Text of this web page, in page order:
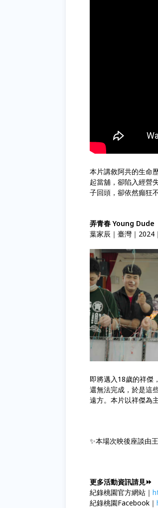
本片講敘阿共的生命
起當舖，卻陷入經營
子回頭，卻依然癲狂
弄青春 Young Dude
葉家辰｜臺灣｜2024
即將邁入18歲的祥傑
還無法完成，於是這
遠方。本片以祥傑為
✨本場次映後座談由
更多活動資訊請見⏩
紀錄桃園官方網站｜
紀錄桃園Facebook｜